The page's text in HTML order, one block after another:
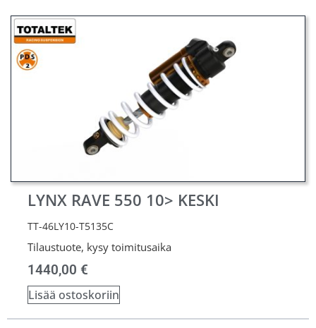
LYNX RAVE 550 10> KESKI
TT-46LY10-T5135C
Tilaustuote, kysy toimitusaika
1440,00 €
Lisää ostoskoriin